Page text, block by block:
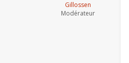
Gillossen
Modérateur